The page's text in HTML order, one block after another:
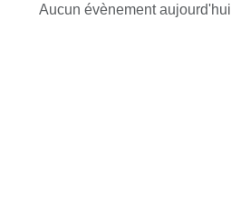
Aucun évènement aujourd'hui